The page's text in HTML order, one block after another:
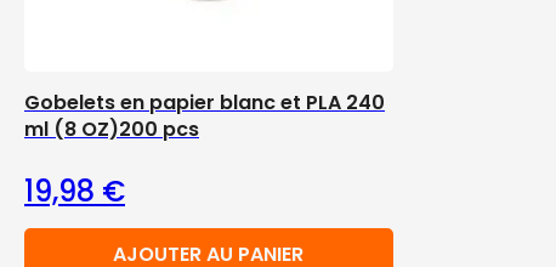
Gobelets en papier blanc et PLA 240
ml (8 OZ)200 pcs
19,98 €
AJOUTER AU PANIER